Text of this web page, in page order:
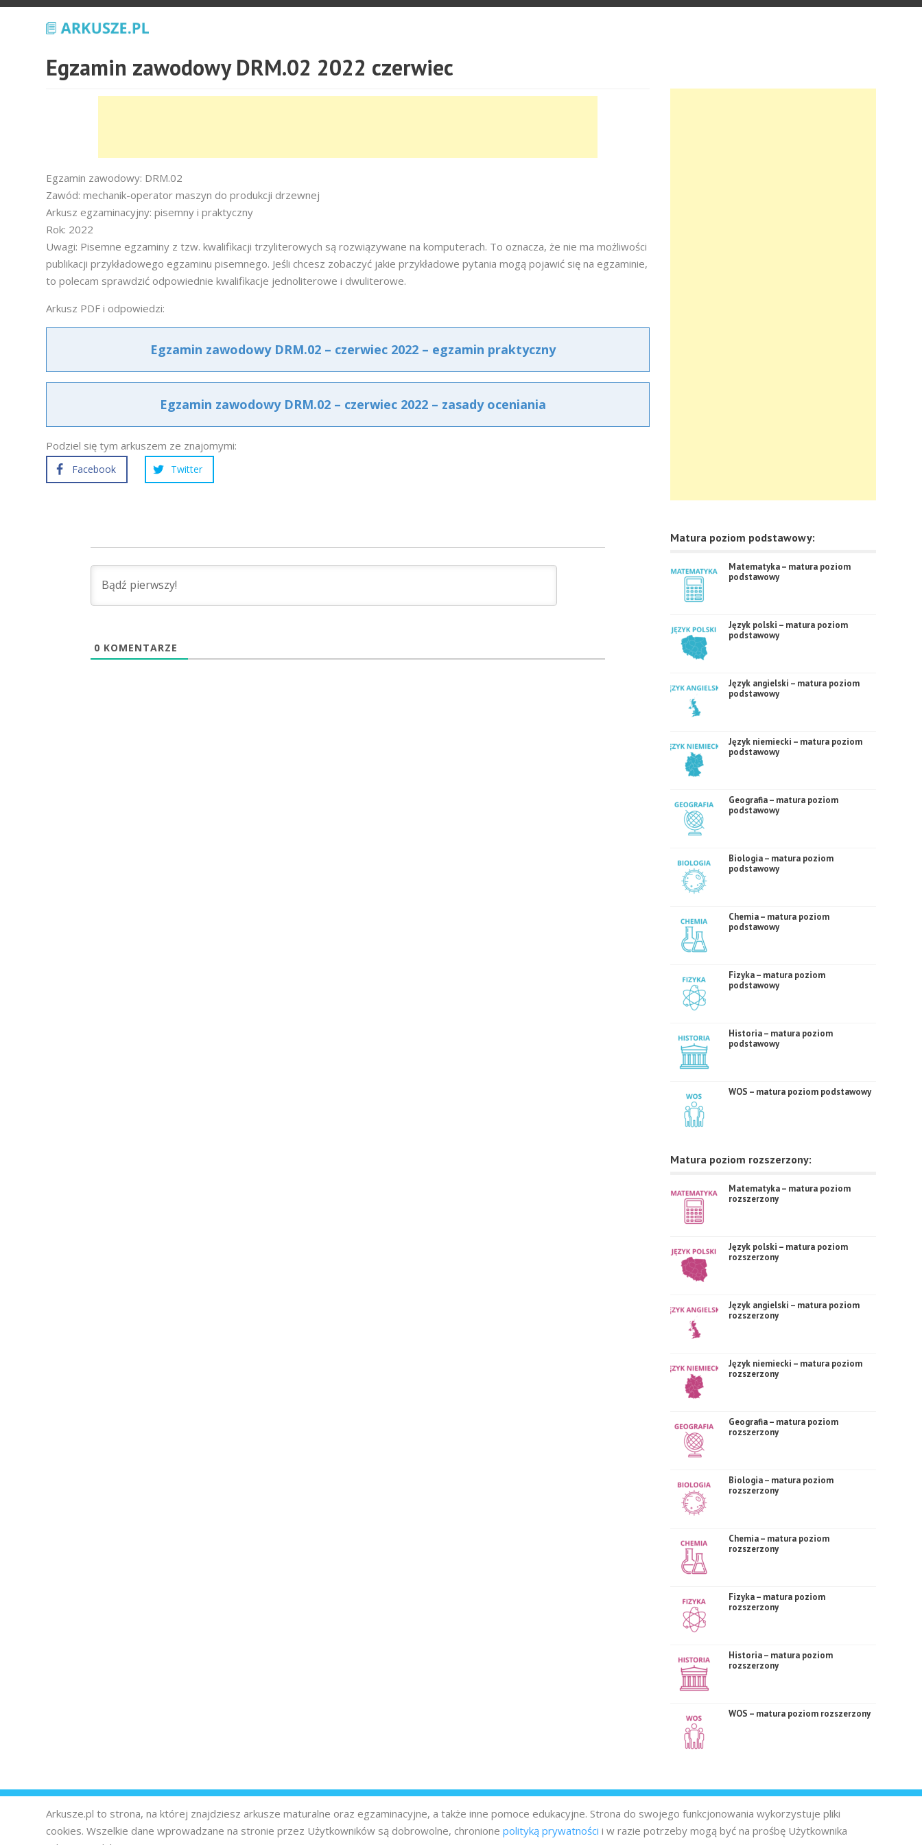
Egzamin zawodowy DRM.02 2022 czerwiec
Egzamin zawodowy: DRM.02
Zawód: mechanik-operator maszyn do produkcji drzewnej
Arkusz egzaminacyjny: pisemny i praktyczny
Rok: 2022
Uwagi: Pisemne egzaminy z tzw. kwalifikacji trzyliterowych są rozwiązywane na komputerach. To oznacza, że nie ma możliwości
publikacji przykładowego egzaminu pisemnego. Jeśli chcesz zobaczyć jakie przykładowe pytania mogą pojawić się na egzaminie,
to polecam sprawdzić odpowiednie kwalifikacje jednoliterowe i dwuliterowe.
Arkusz PDF i odpowiedzi:
Egzamin zawodowy DRM.02 – czerwiec 2022 – egzamin praktyczny
Egzamin zawodowy DRM.02 – czerwiec 2022 – zasady oceniania
Podziel się tym arkuszem ze znajomymi:
Facebook Twitter
0 KOMENTARZE
Matura poziom podstawowy:
Matematyka – matura poziom
podstawowy
Język polski – matura poziom
podstawowy
Język angielski – matura poziom
podstawowy
Język niemiecki – matura poziom
podstawowy
Geografia – matura poziom
podstawowy
Biologia – matura poziom
podstawowy
Chemia – matura poziom
podstawowy
Fizyka – matura poziom
podstawowy
Historia – matura poziom
podstawowy
WOS – matura poziom podstawowy
Matura poziom rozszerzony:
Matematyka – matura poziom
rozszerzony
Język polski – matura poziom
rozszerzony
Język angielski – matura poziom
rozszerzony
Język niemiecki – matura poziom
rozszerzony
Geografia – matura poziom
rozszerzony
Biologia – matura poziom
rozszerzony
Chemia – matura poziom
rozszerzony
Fizyka – matura poziom
rozszerzony
Historia – matura poziom
rozszerzony
WOS – matura poziom rozszerzony
Arkusze.pl to strona, na której znajdziesz arkusze maturalne oraz egzaminacyjne, a także inne pomoce edukacyjne. Strona do swojego funkcjonowania wykorzystuje pliki
cookies. Wszelkie dane wprowadzane na stronie przez Użytkowników są dobrowolne, chronione polityką prywatności i w razie potrzeby mogą być na prośbę Użytkownika